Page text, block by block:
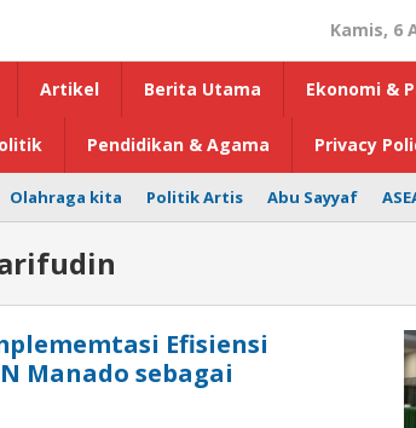
Kamis, 6
Artikel Berita Utama Ekonomi &
Pendidikan & Agama Privacy
Olahraga kita Politik Artis Abu Sayyaf
Efisiensi
Manado sebagai